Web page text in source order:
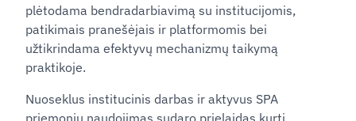
plėtodama bendradarbiavimą su institucijomis,
patikimais pranešėjais ir platformomis bei
užtikrindama efektyvų mechanizmų taikymą
praktikoje.
Nuoseklus institucinis darbas ir aktyvus SPA
priemonių naudojimas sudaro prielaidas kurti